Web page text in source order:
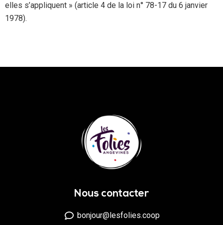
elles s’appliquent » (article 4 de la loi n° 78-17 du 6 janvier
1978).
Nous contacter
bonjour@lesfolies.coop